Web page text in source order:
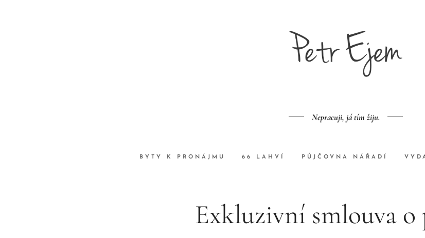
Nepracuji, já tím žiju.
BYTY K PRONÁJMU 66 LAHVÍ PŮJČOVNA NÁŘADÍ
Exkluzivní smlouva